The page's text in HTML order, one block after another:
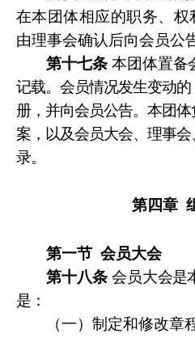
在本团体相应的职务、
由理事会确认后向会员公
第十七条 本团体置备
记载。会员情况发生变动
册，并向会员公告。本团
案，以及会员大会、理事
录。
第四章
第一节 会员大会
第十八条 会员大会是
是：
（一）制定和修改章